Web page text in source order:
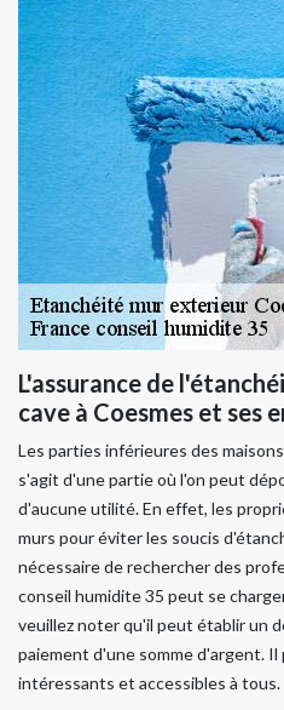
L'assurance de
cave à Coesmes et ses
Les parties inférieures des
s'agit d'une partie où l'on peut
d'aucune utilité. En effet, les
murs pour éviter les soucis
nécessaire de rechercher des
conseil humidite 35 peut se
veuillez noter qu'il peut établir un
paiement d'une somme d'argent. Il
intéressants et accessibles à tous.